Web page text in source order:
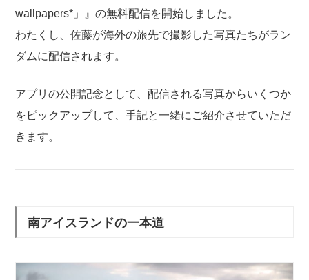
wallpapers*」』の無料配信を開始しました。
わたくし、佐藤が海外の旅先で撮影した写真たちがラン
ダムに配信されます。
アプリの公開記念として、配信される写真からいくつか
をピックアップして、手記と一緒にご紹介させていただ
きます。
南アイスランドの一本道